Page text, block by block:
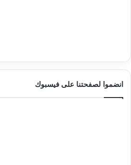
انضموا لصفحتنا على فيسبوك